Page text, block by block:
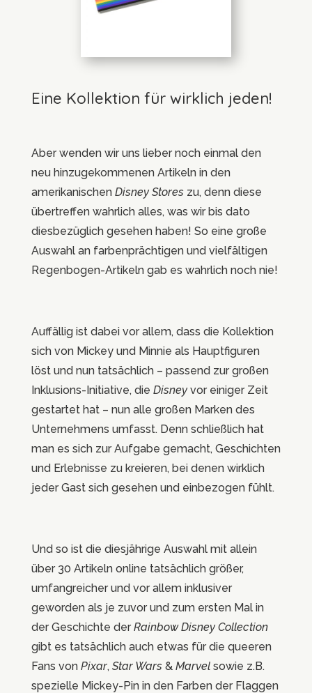
Eine Kollektion für wirklich jeden!
Aber wenden wir uns lieber noch einmal den
neu hinzugekommenen Artikeln in den
amerikanischen Disney Stores zu, denn diese
übertreffen wahrlich alles, was wir bis dato
diesbezüglich gesehen haben! So eine große
Auswahl an farbenprächtigen und vielfältigen
Regenbogen-Artikeln gab es wahrlich noch nie!
Auffällig ist dabei vor allem, dass die Kollektion
sich von Mickey und Minnie als Hauptfiguren
löst und nun tatsächlich – passend zur großen
Inklusions-Initiative, die Disney vor einiger Zeit
gestartet hat – nun alle großen Marken des
Unternehmens umfasst. Denn schließlich hat
man es sich zur Aufgabe gemacht, Geschichten
und Erlebnisse zu kreieren, bei denen wirklich
jeder Gast sich gesehen und einbezogen fühlt.
Und so ist die diesjährige Auswahl mit allein
über 30 Artikeln online tatsächlich größer,
umfangreicher und vor allem inklusiver
geworden als je zuvor und zum ersten Mal in
der Geschichte derRainbow Disney Collection
gibt es tatsächlich auch etwas für die queeren
Fans von Pixar, Star Wars& Marvel sowie z.B.
spezielle Mickey-Pin in den Farben der Flaggen